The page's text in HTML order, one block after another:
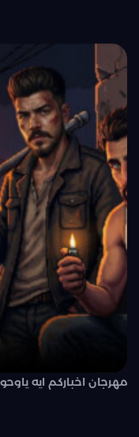
مهرجان اخباركم ايه